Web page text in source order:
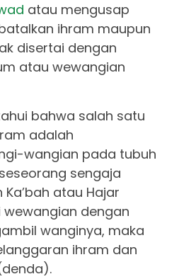
atau mengusap
ihram maupun
disertai dengan
atau wewangian
bahwa salah satu
adalah
wangian pada tubuh
sengaja
atau Hajar
dengan
wanginya, maka
ihram dan